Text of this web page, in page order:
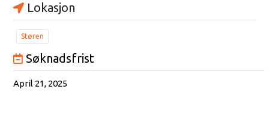
Lokasjon
Støren
Søknadsfrist
April 21, 2025